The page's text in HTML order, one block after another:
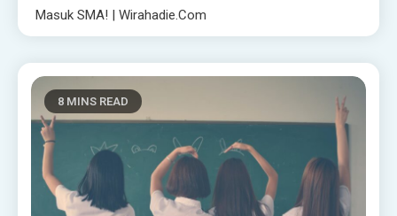
Masuk SMA! | Wirahadie.com
8 MINS READ